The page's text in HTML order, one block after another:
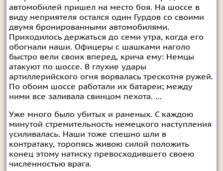
автомобилей пришел на место боя. На шоссе в
виду неприятеля остался один Гурдов со своими
двумя бронированными автомобилями.
Приходилось держаться до семи утра, когда его
обогнали наши. Офицеры с шашками наголо
быстро вели своих вперед, крича ему: Немцы
атакуют по шоссе. В глухие удары
артиллерийского огня ворвалась трескотня ружей.
По обоим шоссе работали их батареи; между
ними все заливала свинцом пехота. …
Уже много было убитых и раненых. С каждою
минутой стремительность немецкого наступления
усиливалась. Наши тоже спешно шли в
контратаку, торопясь живою силой положить
конец этому натиску превосходившего своею
численностью врага.